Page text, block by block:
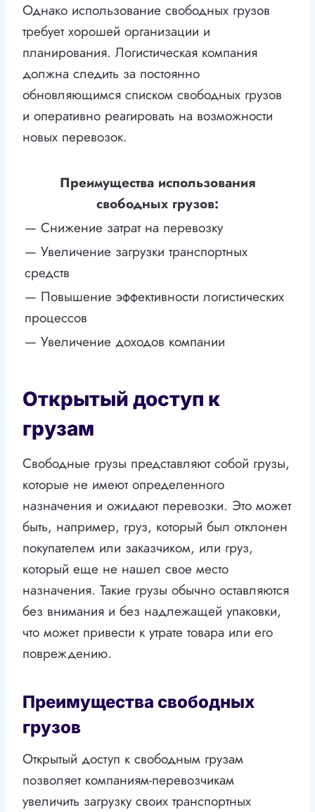
Однако использование свободных грузов
требует хорошей организации и
планирования. Логистическая компания
должна следить за постоянно
обновляющимся списком свободных грузов
и оперативно реагировать на возможности
новых перевозок.
Преимущества использования
свободных грузов:
— Снижение затрат на перевозку
— Увеличение загрузки транспортных
средств
— Повышение эффективности логистических
процессов
— Увеличение доходов компании
Открытый доступ к
грузам
Свободные грузы представляют собой грузы,
которые не имеют определенного
назначения и ожидают перевозки. Это может
быть, например, груз, который был отклонен
покупателем или заказчиком, или груз,
который еще не нашел свое место
назначения. Такие грузы обычно оставляются
без внимания и без надлежащей упаковки,
что может привести к утрате товара или его
повреждению.
Преимущества свободных
грузов
Открытый доступ к свободным грузам
позволяет компаниям-перевозчикам
увеличить загрузку своих транспортных